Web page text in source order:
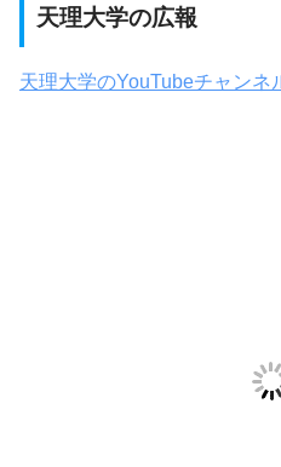
天理大学の広報
天理大学のYouTubeチャンネ